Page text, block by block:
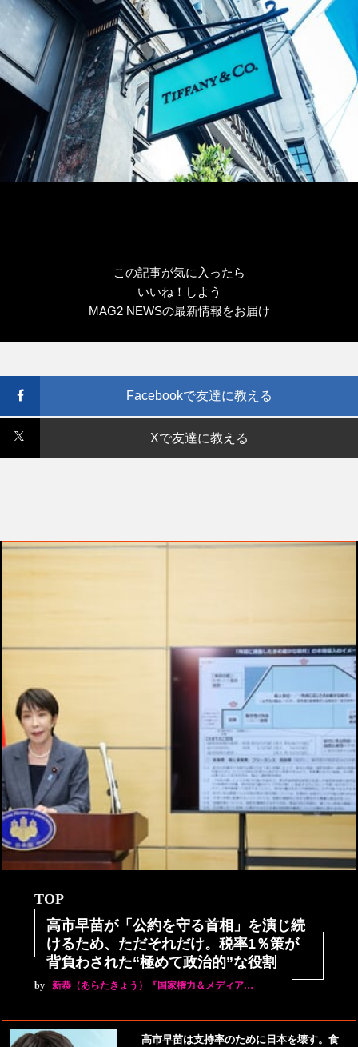
この記事が気に入ったら
いいね！しよう
MAG2 NEWSの最新情報をお届け
Facebookで友達に教える
Xで友達に教える
TOP
高市早苗が「公約を守る首相」を演じ続
けるため、ただそれだけ。税率1％策が
背負わされた“極めて政治的”な役割
by 新恭（あらたきょう）『国家権力＆メディア…
高市早苗は支持率のために日本を壊す。食